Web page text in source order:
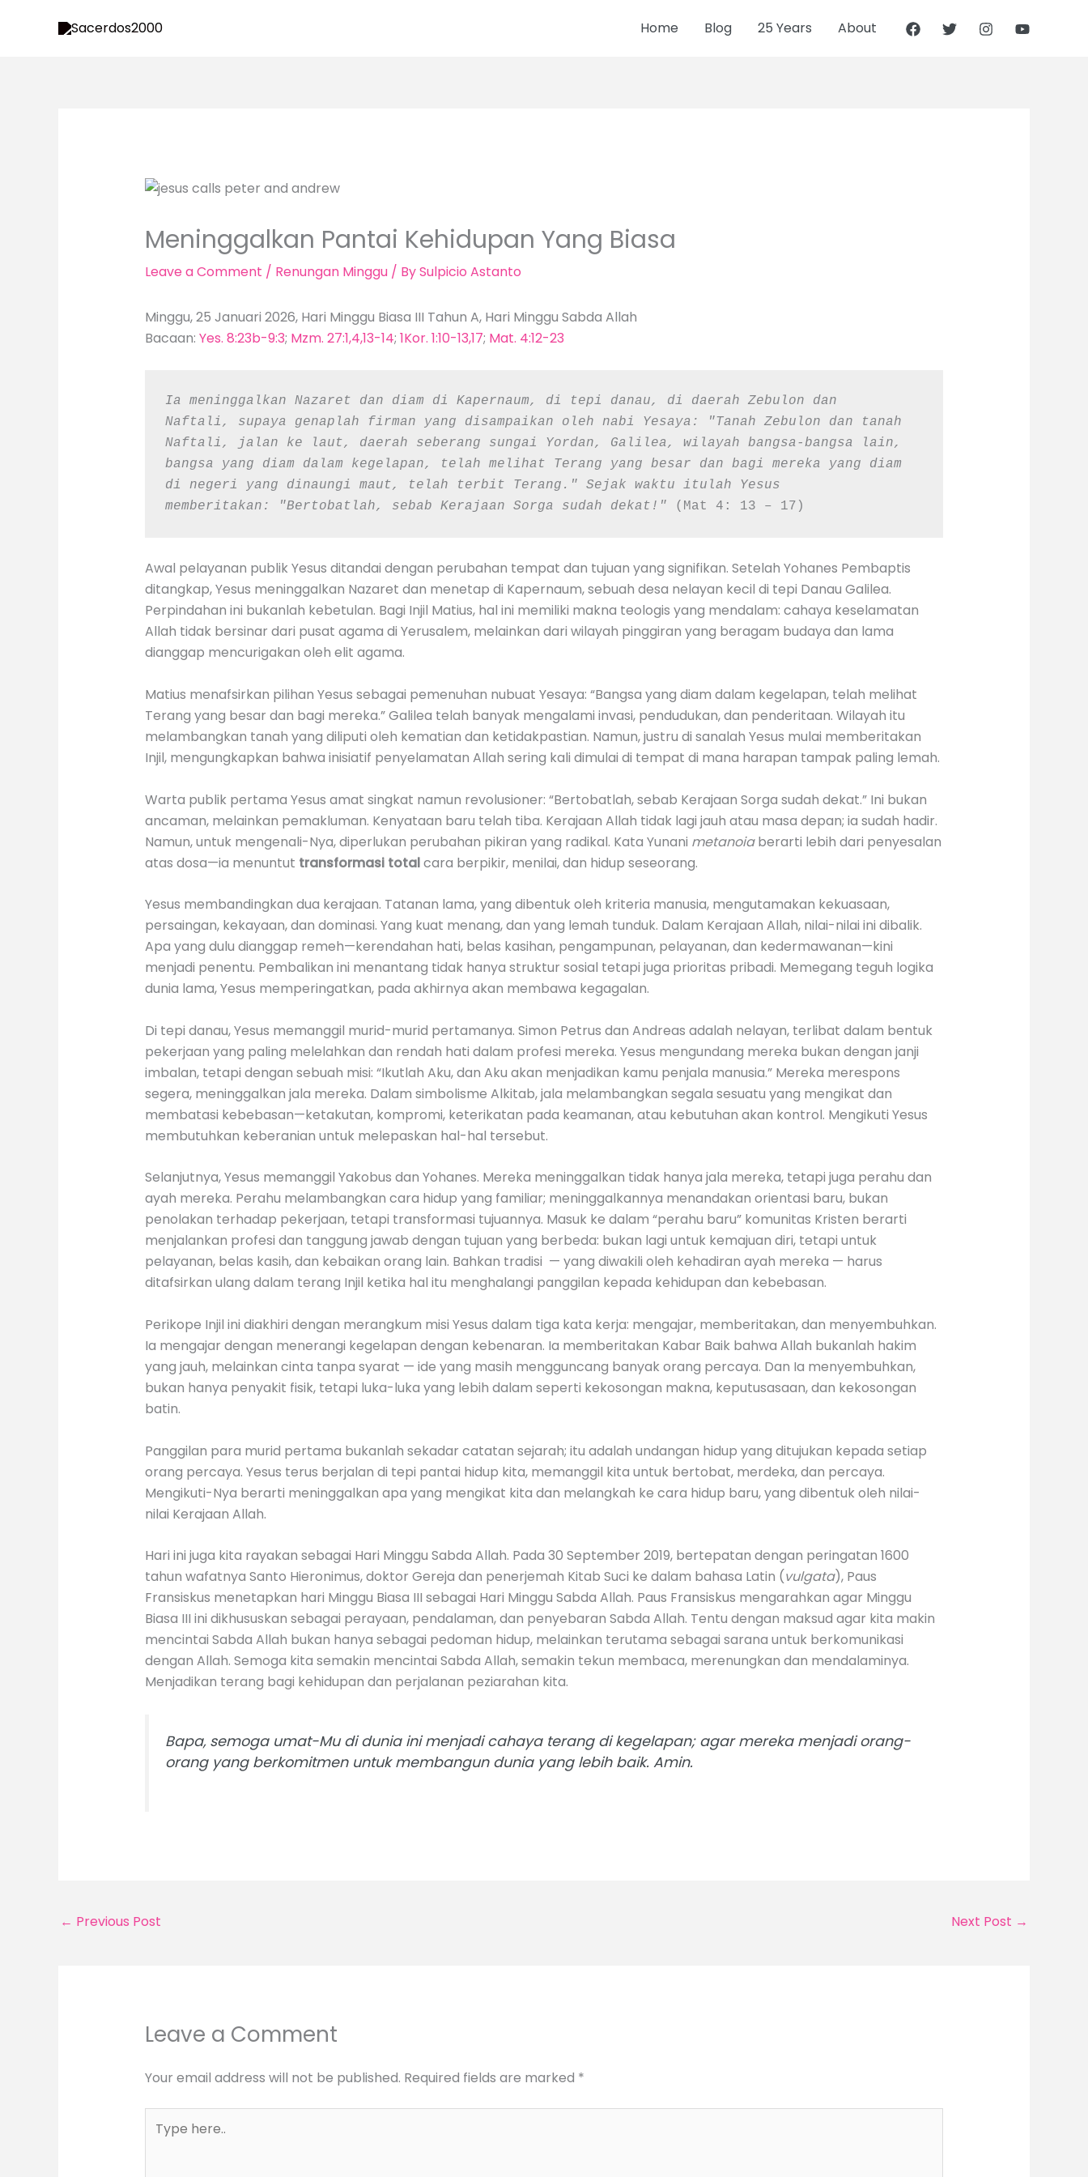
Home Blog 25 Years About
Meninggalkan Pantai Kehidupan Yang Biasa
Leave a Comment / Renungan Minggu/ BySulpicio Astanto
Minggu, 25 Januari 2026, Hari Minggu Biasa III Tahun A, Hari Minggu Sabda Allah
Bacaan: Yes. 8:23b-9:3; Mzm. 27:1,4,13-14; 1Kor. 1:10-13,17; Mat. 4:12-23
Ia meninggalkan Nazaret dan diam di Kapernaum, di tepi danau, di daerah Zebulon dan
Naftali, supaya genaplah firman yang disampaikan oleh nabi Yesaya: "Tanah Zebulon dan tanah
Naftali, jalan ke laut, daerah seberang sungai Yordan, Galilea, wilayah bangsa-bangsa lain,
bangsa yang diam dalam kegelapan, telah melihat Terang yang besar dan bagi mereka yang diam
di negeri yang dinaungi maut, telah terbit Terang." Sejak waktu itulah Yesus
memberitakan: "Bertobatlah, sebab Kerajaan Sorga sudah dekat!" (Mat 4: 13 – 17)
Awal pelayanan publik Yesus ditandai dengan perubahan tempat dan tujuan yang signifikan. Setelah Yohanes Pembaptis
ditangkap, Yesus meninggalkan Nazaret dan menetap di Kapernaum, sebuah desa nelayan kecil di tepi Danau Galilea.
Perpindahan ini bukanlah kebetulan. Bagi Injil Matius, hal ini memiliki makna teologis yang mendalam: cahaya keselamatan
Allah tidak bersinar dari pusat agama di Yerusalem, melainkan dari wilayah pinggiran yang beragam budaya dan lama
dianggap mencurigakan oleh elit agama.
Matius menafsirkan pilihan Yesus sebagai pemenuhan nubuat Yesaya: “Bangsa yang diam dalam kegelapan, telah melihat
Terang yang besar dan bagi mereka.” Galilea telah banyak mengalami invasi, pendudukan, dan penderitaan. Wilayah itu
melambangkan tanah yang diliputi oleh kematian dan ketidakpastian. Namun, justru di sanalah Yesus mulai memberitakan
Injil, mengungkapkan bahwa inisiatif penyelamatan Allah sering kali dimulai di tempat di mana harapan tampak paling lemah.
Warta publik pertama Yesus amat singkat namun revolusioner: “Bertobatlah, sebab Kerajaan Sorga sudah dekat.” Ini bukan
ancaman, melainkan pemakluman. Kenyataan baru telah tiba. Kerajaan Allah tidak lagi jauh atau masa depan; ia sudah hadir.
Namun, untuk mengenali-Nya, diperlukan perubahan pikiran yang radikal. Kata Yunani metanoiaberarti lebih dari penyesalan
atas dosa—ia menuntut transformasi totalcara berpikir, menilai, dan hidup seseorang.
Yesus membandingkan dua kerajaan. Tatanan lama, yang dibentuk oleh kriteria manusia, mengutamakan kekuasaan,
persaingan, kekayaan, dan dominasi. Yang kuat menang, dan yang lemah tunduk. Dalam Kerajaan Allah, nilai-nilai ini dibalik.
Apa yang dulu dianggap remeh—kerendahan hati, belas kasihan, pengampunan, pelayanan, dan kedermawanan—kini
menjadi penentu. Pembalikan ini menantang tidak hanya struktur sosial tetapi juga prioritas pribadi. Memegang teguh logika
dunia lama, Yesus memperingatkan, pada akhirnya akan membawa kegagalan.
Di tepi danau, Yesus memanggil murid-murid pertamanya. Simon Petrus dan Andreas adalah nelayan, terlibat dalam bentuk
pekerjaan yang paling melelahkan dan rendah hati dalam profesi mereka. Yesus mengundang mereka bukan dengan janji
imbalan, tetapi dengan sebuah misi: “Ikutlah Aku, dan Aku akan menjadikan kamu penjala manusia.” Mereka merespons
segera, meninggalkan jala mereka. Dalam simbolisme Alkitab, jala melambangkan segala sesuatu yang mengikat dan
membatasi kebebasan—ketakutan, kompromi, keterikatan pada keamanan, atau kebutuhan akan kontrol. Mengikuti Yesus
membutuhkan keberanian untuk melepaskan hal-hal tersebut.
Selanjutnya, Yesus memanggil Yakobus dan Yohanes. Mereka meninggalkan tidak hanya jala mereka, tetapi juga perahu dan
ayah mereka. Perahu melambangkan cara hidup yang familiar; meninggalkannya menandakan orientasi baru, bukan
penolakan terhadap pekerjaan, tetapi transformasi tujuannya. Masuk ke dalam “perahu baru” komunitas Kristen berarti
menjalankan profesi dan tanggung jawab dengan tujuan yang berbeda: bukan lagi untuk kemajuan diri, tetapi untuk
pelayanan, belas kasih, dan kebaikan orang lain. Bahkan tradisi — yang diwakili oleh kehadiran ayah mereka — harus
ditafsirkan ulang dalam terang Injil ketika hal itu menghalangi panggilan kepada kehidupan dan kebebasan.
Perikope Injil ini diakhiri dengan merangkum misi Yesus dalam tiga kata kerja: mengajar, memberitakan, dan menyembuhkan.
Ia mengajar dengan menerangi kegelapan dengan kebenaran. Ia memberitakan Kabar Baik bahwa Allah bukanlah hakim
yang jauh, melainkan cinta tanpa syarat — ide yang masih mengguncang banyak orang percaya. Dan Ia menyembuhkan,
bukan hanya penyakit fisik, tetapi luka-luka yang lebih dalam seperti kekosongan makna, keputusasaan, dan kekosongan
batin.
Panggilan para murid pertama bukanlah sekadar catatan sejarah; itu adalah undangan hidup yang ditujukan kepada setiap
orang percaya. Yesus terus berjalan di tepi pantai hidup kita, memanggil kita untuk bertobat, merdeka, dan percaya.
Mengikuti-Nya berarti meninggalkan apa yang mengikat kita dan melangkah ke cara hidup baru, yang dibentuk oleh nilai-
nilai Kerajaan Allah.
Hari ini juga kita rayakan sebagai Hari Minggu Sabda Allah. Pada 30 September 2019, bertepatan dengan peringatan 1600
tahun wafatnya Santo Hieronimus, doktor Gereja dan penerjemah Kitab Suci ke dalam bahasa Latin (vulgata), Paus
Fransiskus menetapkan hari Minggu Biasa III sebagai Hari Minggu Sabda Allah. Paus Fransiskus mengarahkan agar Minggu
Biasa III ini dikhususkan sebagai perayaan, pendalaman, dan penyebaran Sabda Allah. Tentu dengan maksud agar kita makin
mencintai Sabda Allah bukan hanya sebagai pedoman hidup, melainkan terutama sebagai sarana untuk berkomunikasi
dengan Allah. Semoga kita semakin mencintai Sabda Allah, semakin tekun membaca, merenungkan dan mendalaminya.
Menjadikan terang bagi kehidupan dan perjalanan peziarahan kita.
Bapa, semoga umat-Mu di dunia ini menjadi cahaya terang di kegelapan; agar mereka menjadi orang-
orang yang berkomitmen untuk membangun dunia yang lebih baik. Amin.
← Previous Post Next Post →
Leave a Comment
Your email address will not be published. Required fields are marked *
here..